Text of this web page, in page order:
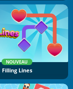
NOUVEAU
Filling Lines